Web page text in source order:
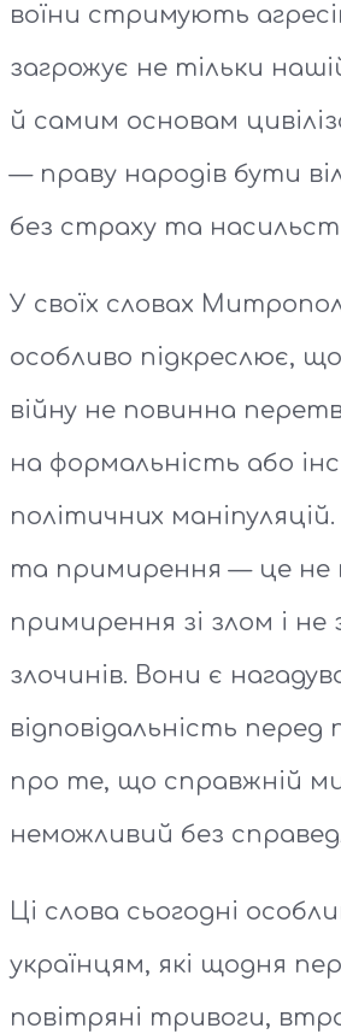
воїни стримують
загрожує не тільки
й самим основам
— праву народів бути
без страху та
У своїх словах
особливо підкреслює,
війну не повинна
на формальність або
політичних маніпуляцій.
та примирення — це не
примирення зі злом і не
злочинів. Вони є
відповідальність
про те, що справжній
неможливий без
Ці слова сьогодні
українцям, які щодня
повітряні тривоги,